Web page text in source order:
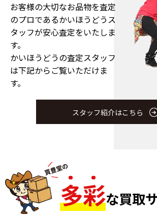
お客様の大切なお品物を査定
のプロであるかいほうどうス
タッフが安心査定をいたしま
す。
かいほうどうの査定スタッフ
は下記からご覧いただけま
す。
スタッフ紹介はこちら
多彩な買取